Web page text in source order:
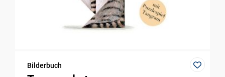
Bilderbuch